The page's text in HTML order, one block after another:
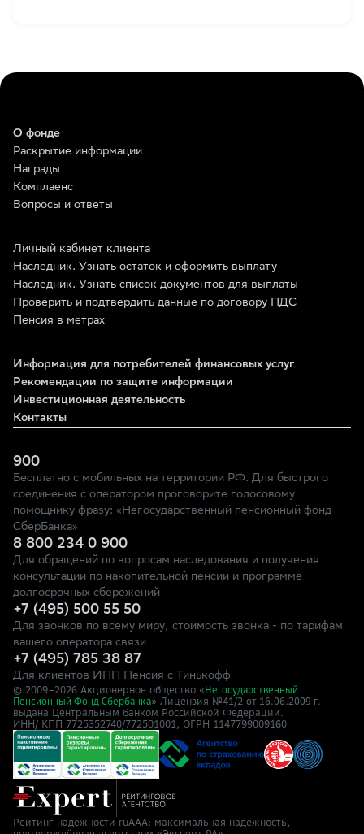
О фонде
Раскрытие информации
Награды
Комплаенс
Вопросы и ответы
Личный кабинет клиента
Наследник. Узнать остаток и оформить выплату
Наследник. Узнать список документов для выплаты
Проверить и подтвердить данные по договору ПДС
Пенсия в метрах
Информация для потребителей финансовых услуг
Рекомендации по защите информации
Инвестиционная деятельность
Контакты
900
Бесплатно с мобильных на территории РФ. Для быстрого
соединения с оператором проговорите голосовому
помощнику фразу: «Негосударственный пенсионный фонд
СберБанка»
8 800 234 0 900
Для обращений по вопросам наследования и получения
консультации по накопительной пенсии и программе
долгосрочных сбережений
+7 (495) 500 55 50
Для звонков по всему миру, стоимость звонка - по тарифам
вашего оператора связи
+7 (495) 785 38 87
Для клиентов ИПП Пенсия с Тинькофф
© 2009–2026 Акционерное общество « Негосударственный
Пенсионный Фонд Сбербанка» Лицензия №41/2 от 16.06.2009 г.
выдана Центральным банком Российской Федерации.
ИНН/ КПП 7725352740/772501001, ОГРН 1147799009160
Рейтинг надёжности ruAAA: максимальная надёжность,